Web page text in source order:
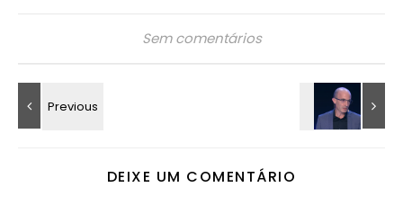
Sem comentários
DEIXE UM COMENTÁRIO